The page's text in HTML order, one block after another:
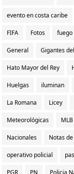
evento en costa caribe
FIFA Fotos fuego
General Gigantes
Hato Mayor del Rey
Huelgas iluminan
La Romana Licey
Meteorológicas MLB
Nacionales Notas
operativo policial
PGR PN Policia